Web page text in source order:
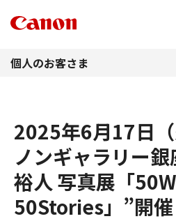
個人のお客さま
2025年6月17日
ノンギャラリー
裕人 写真展「
50Stories」”開催